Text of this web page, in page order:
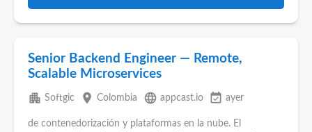
Senior Backend Engineer — Remote,
Scalable Microservices
apartment Softgic place Colombia language appcast.io event_available ayer
de contenedorización y plataformas en la nube. El